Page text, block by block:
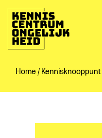
naar
inhoud
Home / Kennisknooppunt